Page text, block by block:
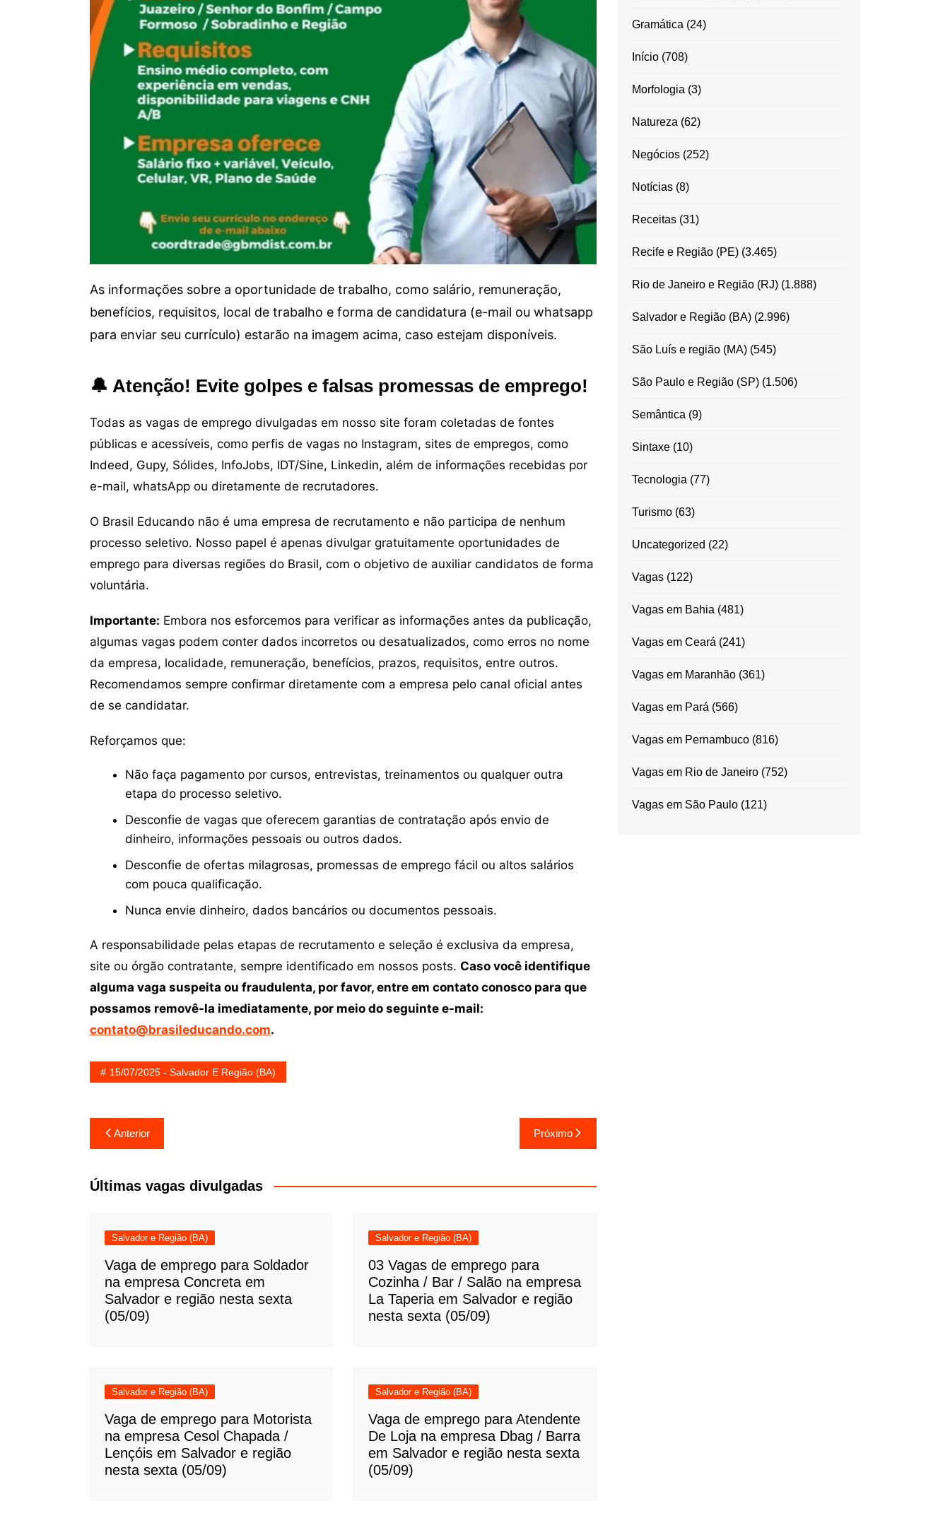
As informações sobre a oportunidade de trabalho, como salário, remuneração,
benefícios, requisitos, local de trabalho e forma de candidatura (e-mail ou whatsapp
para enviar seu currículo) estarão na imagem acima, caso estejam disponíveis.
🔔 Atenção! Evite golpes e falsas promessas de emprego!
Todas as vagas de emprego divulgadas em nosso site foram coletadas de fontes
públicas e acessíveis, como perfis de vagas no Instagram, sites de empregos, como
Indeed, Gupy, Sólides, InfoJobs, IDT/Sine, Linkedin, além de informações recebidas por
e-mail, whatsApp ou diretamente de recrutadores.
O Brasil Educando não é uma empresa de recrutamento e não participa de nenhum
processo seletivo. Nosso papel é apenas divulgar gratuitamente oportunidades de
emprego para diversas regiões do Brasil, com o objetivo de auxiliar candidatos de forma
voluntária.
Importante: Embora nos esforcemos para verificar as informações antes da publicação,
algumas vagas podem conter dados incorretos ou desatualizados, como erros no nome
da empresa, localidade, remuneração, benefícios, prazos, requisitos, entre outros.
Recomendamos sempre confirmar diretamente com a empresa pelo canal oficial antes
de se candidatar.
Reforçamos que:
Não faça pagamento por cursos, entrevistas, treinamentos ou qualquer outra
etapa do processo seletivo.
Desconfie de vagas que oferecem garantias de contratação após envio de
dinheiro, informações pessoais ou outros dados.
Desconfie de ofertas milagrosas, promessas de emprego fácil ou altos salários
com pouca qualificação.
Nunca envie dinheiro, dados bancários ou documentos pessoais.
A responsabilidade pelas etapas de recrutamento e seleção é exclusiva da empresa,
site ou órgão contratante, sempre identificado em nossos posts. Caso você identifique
alguma vaga suspeita ou fraudulenta, por favor, entre em contato conosco para que
possamos removê-la imediatamente, por meio do seguinte e-mail:
contato@brasileducando.com.
15/07/2025 - Salvador E Região (BA)
Navegação
de
Post
Anterior Próximo
Últimas vagas divulgadas
Salvador e Região (BA)
Vaga de emprego para Soldador
na empresa Concreta em
Salvador e região nesta sexta
(05/09)
Salvador e Região (BA)
03 Vagas de emprego para
Cozinha / Bar / Salão na empresa
La Taperia em Salvador e região
nesta sexta (05/09)
Salvador e Região (BA)
Vaga de emprego para Motorista
na empresa Cesol Chapada /
Lençóis em Salvador e região
nesta sexta (05/09)
Salvador e Região (BA)
Vaga de emprego para Atendente
De Loja na empresa Dbag / Barra
em Salvador e região nesta sexta
(05/09)
Gramática (24)
Início(708)
Morfologia (3)
Natureza (62)
Negócios(252)
Notícias(8)
Receitas(31)
Recife e Região (PE)(3.465)
Rio de Janeiro e Região (RJ)(1.888)
Salvador e Região (BA)(2.996)
São Luís e região (MA)(545)
São Paulo e Região (SP)(1.506)
Semântica (9)
Sintaxe(10)
Tecnologia (77)
Turismo(63)
Uncategorized (22)
Vagas(122)
Vagas em Bahia (481)
Vagas em Ceará (241)
Vagas em Maranhão(361)
Vagas em Pará (566)
Vagas em Pernambuco(816)
Vagas em Rio de Janeiro(752)
Vagas em São Paulo(121)